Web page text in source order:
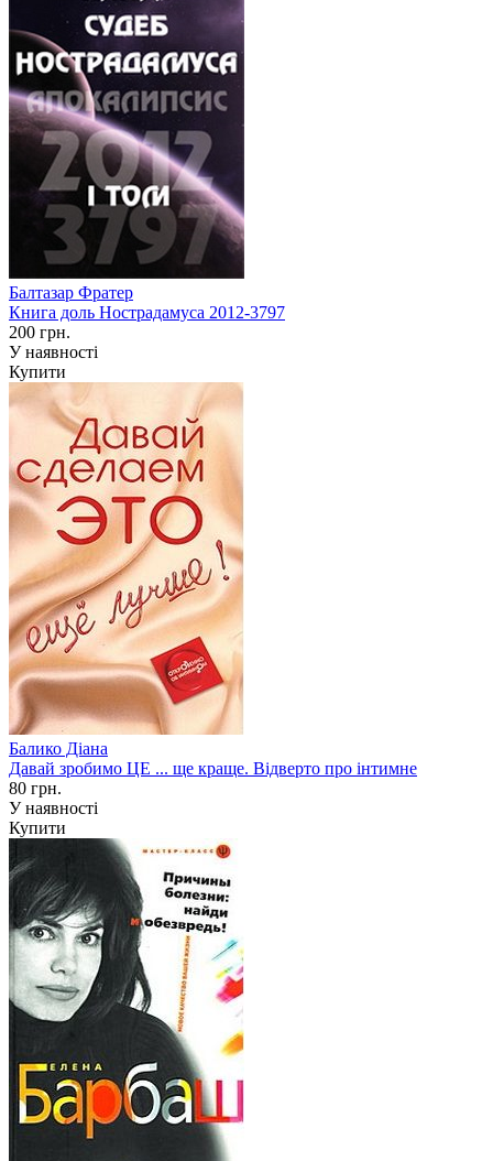
Балтазар Фратер
Книга доль Нострадамуса 2012-3797
200 грн.
У наявності
Купити
Балико Діана
Давай зробимо ЦЕ ... ще краще. Відверто про інтимне
80 грн.
У наявності
Купити